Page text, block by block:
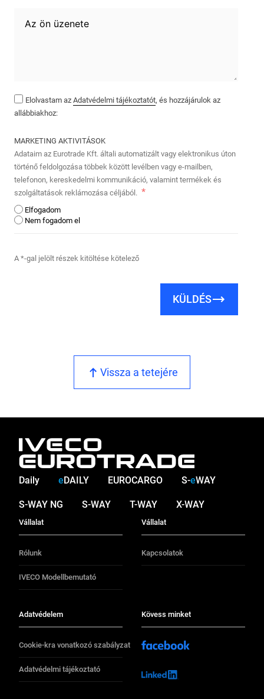
Elolvastam az Adatvédelmi tájékoztatót, és hozzájárulok az
allábbiakhoz:
MARKETING AKTIVITÁSOK
Adataim az Eurotrade Kft. általi automatizált vagy elektronikus úton
történő feldolgozása többek között levélben vagy e-mailben,
telefonon, kereskedelmi kommunikáció, valamint termékek és
szolgáltatások reklámozása céljából.
Elfogadom
Nem fogadom el
A *-gal jelölt részek kitöltése kötelező
KÜLDÉS
Vissza a tetejére
Daily eDAILY EUROCARGO S-eWAY
S-WAY NG S-WAY T-WAY X-WAY
Vállalat
Rólunk
IVECO Modellbemutató
Vállalat
Kapcsolatok
Adatvédelem
Cookie-kra vonatkozó szabályzat
Adatvédelmi tájékoztató
Kövess minket